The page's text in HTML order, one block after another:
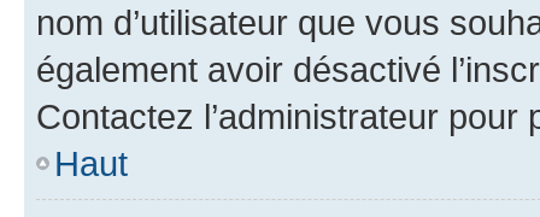
nom d’utilisateur que vous
également avoir désactivé
Contactez l’administrateur
Haut